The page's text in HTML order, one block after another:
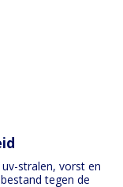
stralen, vorst en
tegen de